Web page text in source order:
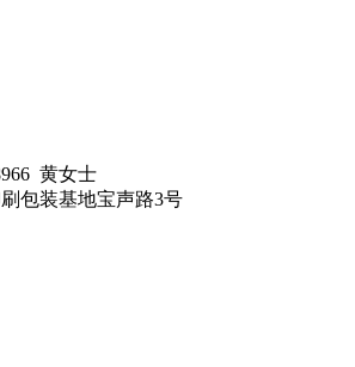
黄女士
包装基地宝声路3号